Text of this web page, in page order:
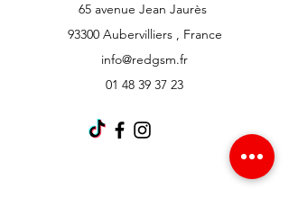
65 avenue Jean Jaurès
93300 Aubervilliers , France
info@redgsm.fr
01 48 39 37 23